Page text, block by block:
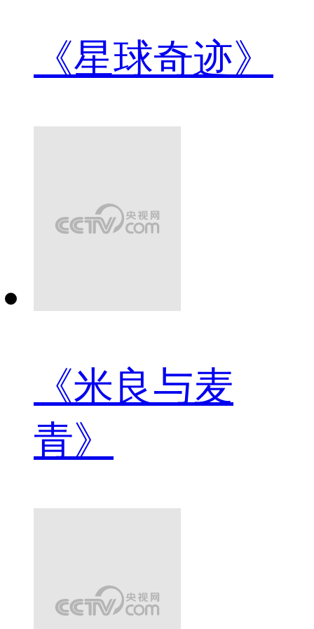
《星球奇迹》
《米良与麦
青》